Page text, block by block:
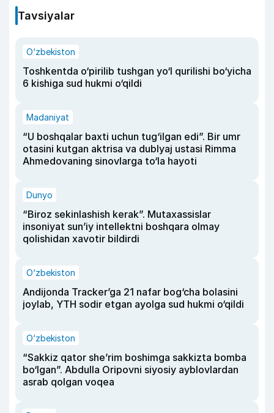
Tavsiyalar
O‘zbekiston
Toshkentda o‘pirilib tushgan yo‘l qurilishi bo‘yicha
6 kishiga sud hukmi o‘qildi
Madaniyat
“U boshqalar baxti uchun tug‘ilgan edi”. Bir umr
otasini kutgan aktrisa va dublyaj ustasi Rimma
Ahmedovaning sinovlarga to‘la hayoti
Dunyo
“Biroz sekinlashish kerak”. Mutaxassislar
insoniyat sun’iy intellektni boshqara olmay
qolishidan xavotir bildirdi
O‘zbekiston
Andijonda Tracker’ga 21 nafar bog‘cha bolasini
joylab, YTH sodir etgan ayolga sud hukmi o‘qildi
O‘zbekiston
“Sakkiz qator she’rim boshimga sakkizta bomba
bo‘lgan”. Abdulla Oripovni siyosiy ayblovlardan
asrab qolgan voqea